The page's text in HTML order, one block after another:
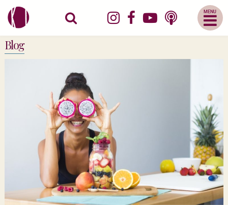
Abrir
Menu
Mobile
Blog